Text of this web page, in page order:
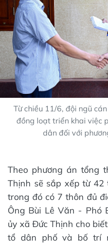
Từ chiều 11/6, đội ngũ
đồng loạt triển khai việc
dân đối với
Theo phương án tổng
Thịnh sẽ sắp xếp từ 42
trong đó có 7 thôn đủ
Ông Bùi Lê Văn - Phó
ủy xã Đức Thịnh cho
tổ dân phố và bố trí